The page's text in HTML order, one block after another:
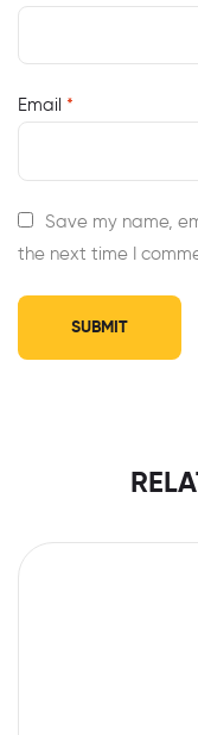
Email *
Save my name,
the next time I